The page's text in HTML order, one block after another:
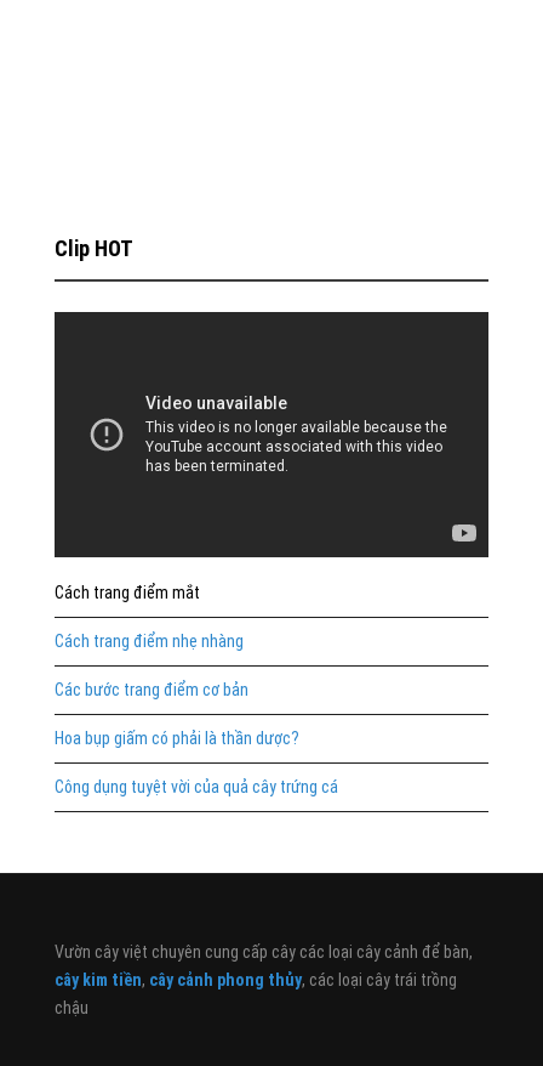
Clip HOT
Cách trang điểm mắt
Cách trang điểm nhẹ nhàng
Các bước trang điểm cơ bản
Hoa bụp giấm có phải là thần dược?
Công dụng tuyệt vời của quả cây trứng cá
Vườn cây việt chuyên cung cấp cây các loại cây cảnh để bàn,
cây kim tiền, cây cảnh phong thủy, các loại cây trái trồng
chậu